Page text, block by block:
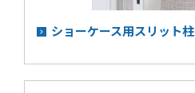
ショーケース用スリット柱